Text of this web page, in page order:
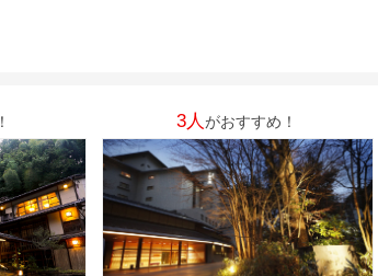
3人がおすすめ！